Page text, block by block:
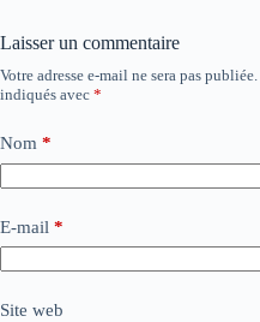
Laisser un commentaire
Votre adresse e-mail ne sera pas publiée.
indiqués avec *
Nom *
E-mail *
Site web